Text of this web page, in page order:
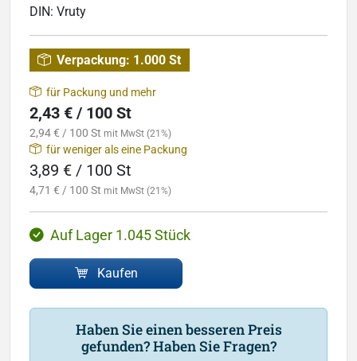
DIN: Vruty
Verpackung: 1.000 St
für Packung und mehr
2,43 € / 100 St
2,94 € / 100 St mit MwSt (21%)
für weniger als eine Packung
3,89 € / 100 St
4,71 € / 100 St mit MwSt (21%)
Auf Lager 1.045 Stück
Kaufen
Haben Sie einen besseren Preis
gefunden? Haben Sie Fragen?